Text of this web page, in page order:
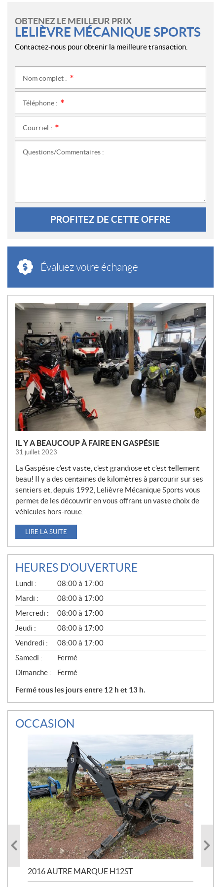
OBTENEZ LE MEILLEUR PRIX
LELIÈVRE MÉCANIQUE SPORTS
Contactez-nous pour obtenir la meilleure transaction.
Nom complet :
Téléphone :
Courriel :
Questions/Commentaires :
PROFITEZ DE CETTE OFFRE
Évaluez votre échange
N
V
E
L
L
E
IL Y A BEAUCOUP À FAIRE EN GASPÉSIE
31 juillet 2023
La Gaspésie c’est vaste, c’est grandiose et c’est tellement
beau! Il y a des centaines de kilomètres à parcourir sur ses
sentiers et, depuis 1992, Lelièvre Mécanique Sports vous
permet de les découvrir en vous offrant un vaste choix de
véhicules hors-route.
LIRE LA SUITE
HEURES D'OUVERTURE
G
É
N
É
R
A
L
Lundi :
08:00 à 17:00
Mardi :
08:00 à 17:00
Mercredi :
08:00 à 17:00
Jeudi :
08:00 à 17:00
Vendredi :
08:00 à 17:00
Samedi :
Fermé
Dimanche :
Fermé
Fermé tous les jours entre 12 h et 13 h.
OCCASION
2016 AUTRE MARQUE H12ST
5